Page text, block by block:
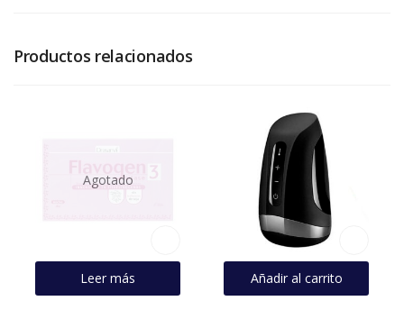
Productos relacionados
Agotado
Leer más Añadir al carrito